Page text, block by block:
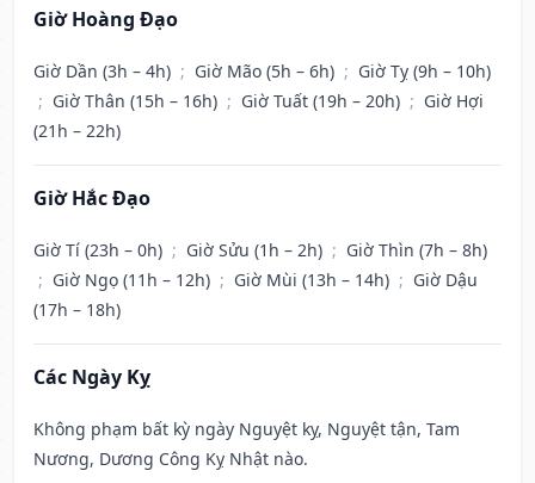
Giờ Hoàng Đạo
Giờ Dần (3h – 4h) ; Giờ Mão (5h – 6h) ; Giờ Tỵ (9h – 10h)
; Giờ Thân (15h – 16h) ; Giờ Tuất (19h – 20h) ; Giờ Hợi
(21h – 22h)
Giờ Hắc Đạo
Giờ Tí (23h – 0h) ; Giờ Sửu (1h – 2h) ; Giờ Thìn (7h – 8h)
; Giờ Ngọ (11h – 12h) ; Giờ Mùi (13h – 14h) ; Giờ Dậu
(17h – 18h)
Các Ngày Kỵ
Không phạm bất kỳ ngày Nguyệt kỵ, Nguyệt tận, Tam
Nương, Dương Công Kỵ Nhật nào.